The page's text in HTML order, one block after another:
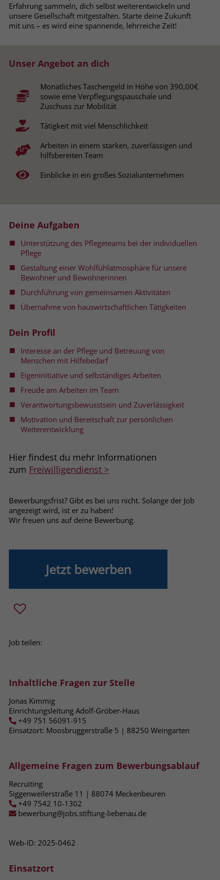
Erfahrung sammeln, dich selbst weiterentwickeln und
unsere Gesellschaft mitgestalten. Starte deine Zukunft
mit uns – es wird eine spannende, lehrreiche Zeit!
Unser Angebot an dich
Monatliches Taschengeld in Höhe von 390,00€
sowie eine Verpflegungspauschale und
Zuschuss zur Mobilität
Tätigkeit mit viel Menschlichkeit
Arbeiten in einem starken, zuverlässigen und
hilfsbereiten Team
Einblicke in ein großes Sozialunternehmen
Deine Aufgaben
Unterstützung des Pflegeteams bei der individuellen
Pflege
Gestaltung einer Wohlfühlatmosphäre für unsere
Bewohner und Bewohnerinnen
Durchführung von gemeinsamen Aktivitäten
Übernahme von hauswirtschaftlichen Tätigkeiten
Dein Profil
Interesse an der Pflege und Betreuung von
Menschen mit Hilfebedarf
Eigeninitiative und selbständiges Arbeiten
Freude am Arbeiten im Team
Verantwortungsbewusstsein und Zuverlässigkeit
Motivation und Bereitschaft zur persönlichen
Weiterentwicklung
Hier findest du mehr Informationen
zum Freiwilligendienst >
Bewerbungsfrist? Gibt es bei uns nicht. Solange der Job
angezeigt wird, ist er zu haben!
Wir freuen uns auf deine Bewerbung.
Jetzt bewerben
Job teilen:
Inhaltliche Fragen zur Stelle
Jonas Kimmig
Einrichtungsleitung Adolf-Gröber-Haus
+49 751 56091-915
Einsatzort: Moosbruggerstraße 5 | 88250​ Weingarten
Allgemeine Fragen zum Bewerbungsablauf
Recruiting
Siggenweilerstraße 11 | 88074 Meckenbeuren
+49 7542 10-1302
bewerbung@jobs.stiftung-liebenau.de
Web-ID: 2025-0462
Einsatzort
Name PHPSESSID
Laufzeit Session
Zweck
Behält die Zustände des Benutzers bei
allen Seitenanfragen bei.
Name cookie_optin
Anbieter www.stiftung-liebenau.de
Laufzeit 1 Monat
Anbieter
Laufzeit 30 Minuten
Zweck
This cookie, set by Cloudflare, is used to
support Cloudflare Bot Management.
Anbieter jobs.stiftung-liebenau.de
Laufzeit
Zweck
Behält die Zustände des Benutzers bei
allen Seitenanfragen bei.
Zweck
Browsers und die Einstellungen
exklusiv für diese Website zu speichern.
Dadurch wird gewährleistet, dass
werden, mit derselben
Name _clsk
Anbieter www.clarity.ms
Laufzeit 1 Jahr
um die Seitenaufrufe eines Benutzers
Name _gcl_au
Anbieter Google Ads
Zweck Enthält eine zufallsgenerierte User-ID.
Name
Anbieter Google Ads
Laufzeit 90 Tage
Dieses Cookie wird gesetzt, wenn ein
User über einen Klick auf eine Google
Werbeanzeige auf die Website gelangt.
Es enthält Informationen darüber,
sodass erzielte Erfolge wie z.B.
Bestellungen oder Kontaktanfragen der
Anzeige zugewiesen werden können.
Name _gcl_dc
Laufzeit 90 Tage
Zweck
Dieses Cookie wird gesetzt, wenn ein
Name
Anbieter
Laufzeit 3 Monate
von Facebook zurückzuführen. Dieses
Verbraucher auf Facebook ist. Dieses
Cookie verfolgt die Besuche eines
Nutzers auf verschiedenen Websites
Facebook. Facebook kann dann die